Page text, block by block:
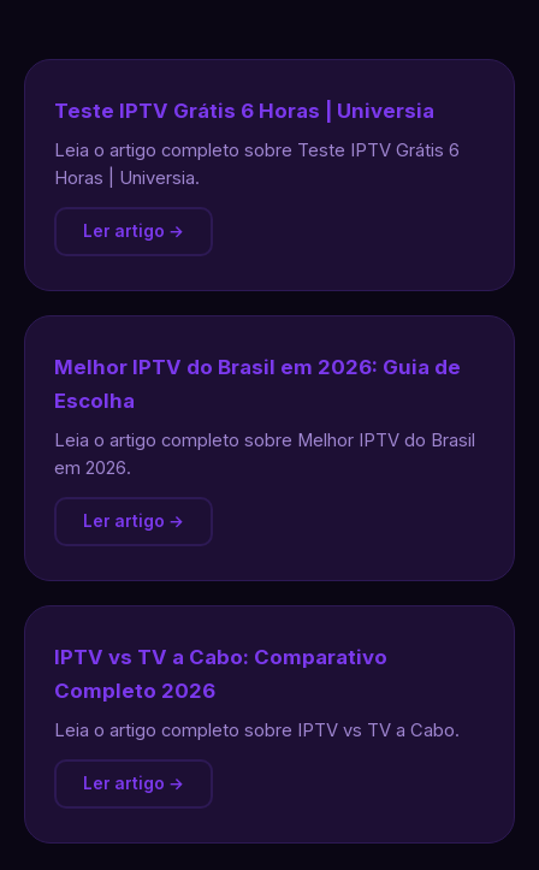
Teste IPTV Grátis 6 Horas | Universia
Leia o artigo completo sobre Teste IPTV Grátis 6
Horas | Universia.
Ler artigo →
Melhor IPTV do Brasil em 2026: Guia de
Escolha
Leia o artigo completo sobre Melhor IPTV do Brasil
em 2026.
Ler artigo →
IPTV vs TV a Cabo: Comparativo
Completo 2026
Leia o artigo completo sobre IPTV vs TV a Cabo.
Ler artigo →